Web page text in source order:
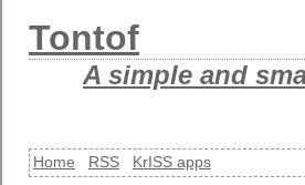
Tontof
A simple and
Home RSS KrISS apps